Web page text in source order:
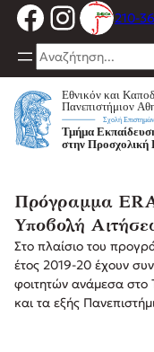
Μετάβαση
στο
περιεχόμενο
210-
Search
Πρόγραμμα
Υποβολή
Στο πλαίσιο του
έτος 2019-20 έχουν
φοιτητών ανάμεσα
και τα εξής